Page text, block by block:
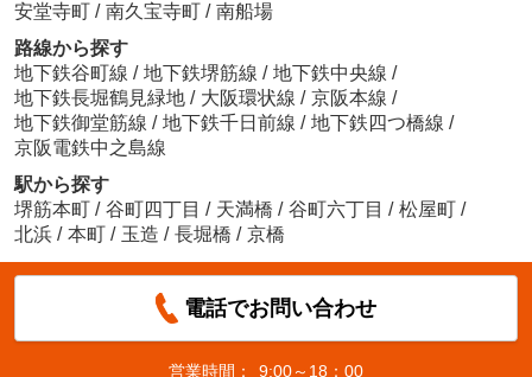
安堂寺町 / 南久宝寺町 / 南船場
路線から探す
地下鉄谷町線 / 地下鉄堺筋線 / 地下鉄中央線 /
地下鉄長堀鶴見緑地 / 大阪環状線 / 京阪本線 /
地下鉄御堂筋線 / 地下鉄千日前線 / 地下鉄四つ橋線 /
京阪電鉄中之島線
駅から探す
堺筋本町 / 谷町四丁目 / 天満橋 / 谷町六丁目 / 松屋町 /
北浜 / 本町 / 玉造 / 長堀橋 / 京橋
電話でお問い合わせ
営業時間： 9:00～18：00